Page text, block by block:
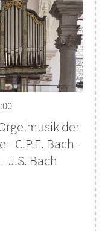
der
C.P.E. Bach -
J.S. Bach